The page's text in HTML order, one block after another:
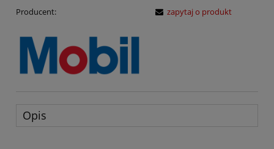
Producent: zapytaj o produkt
Opis